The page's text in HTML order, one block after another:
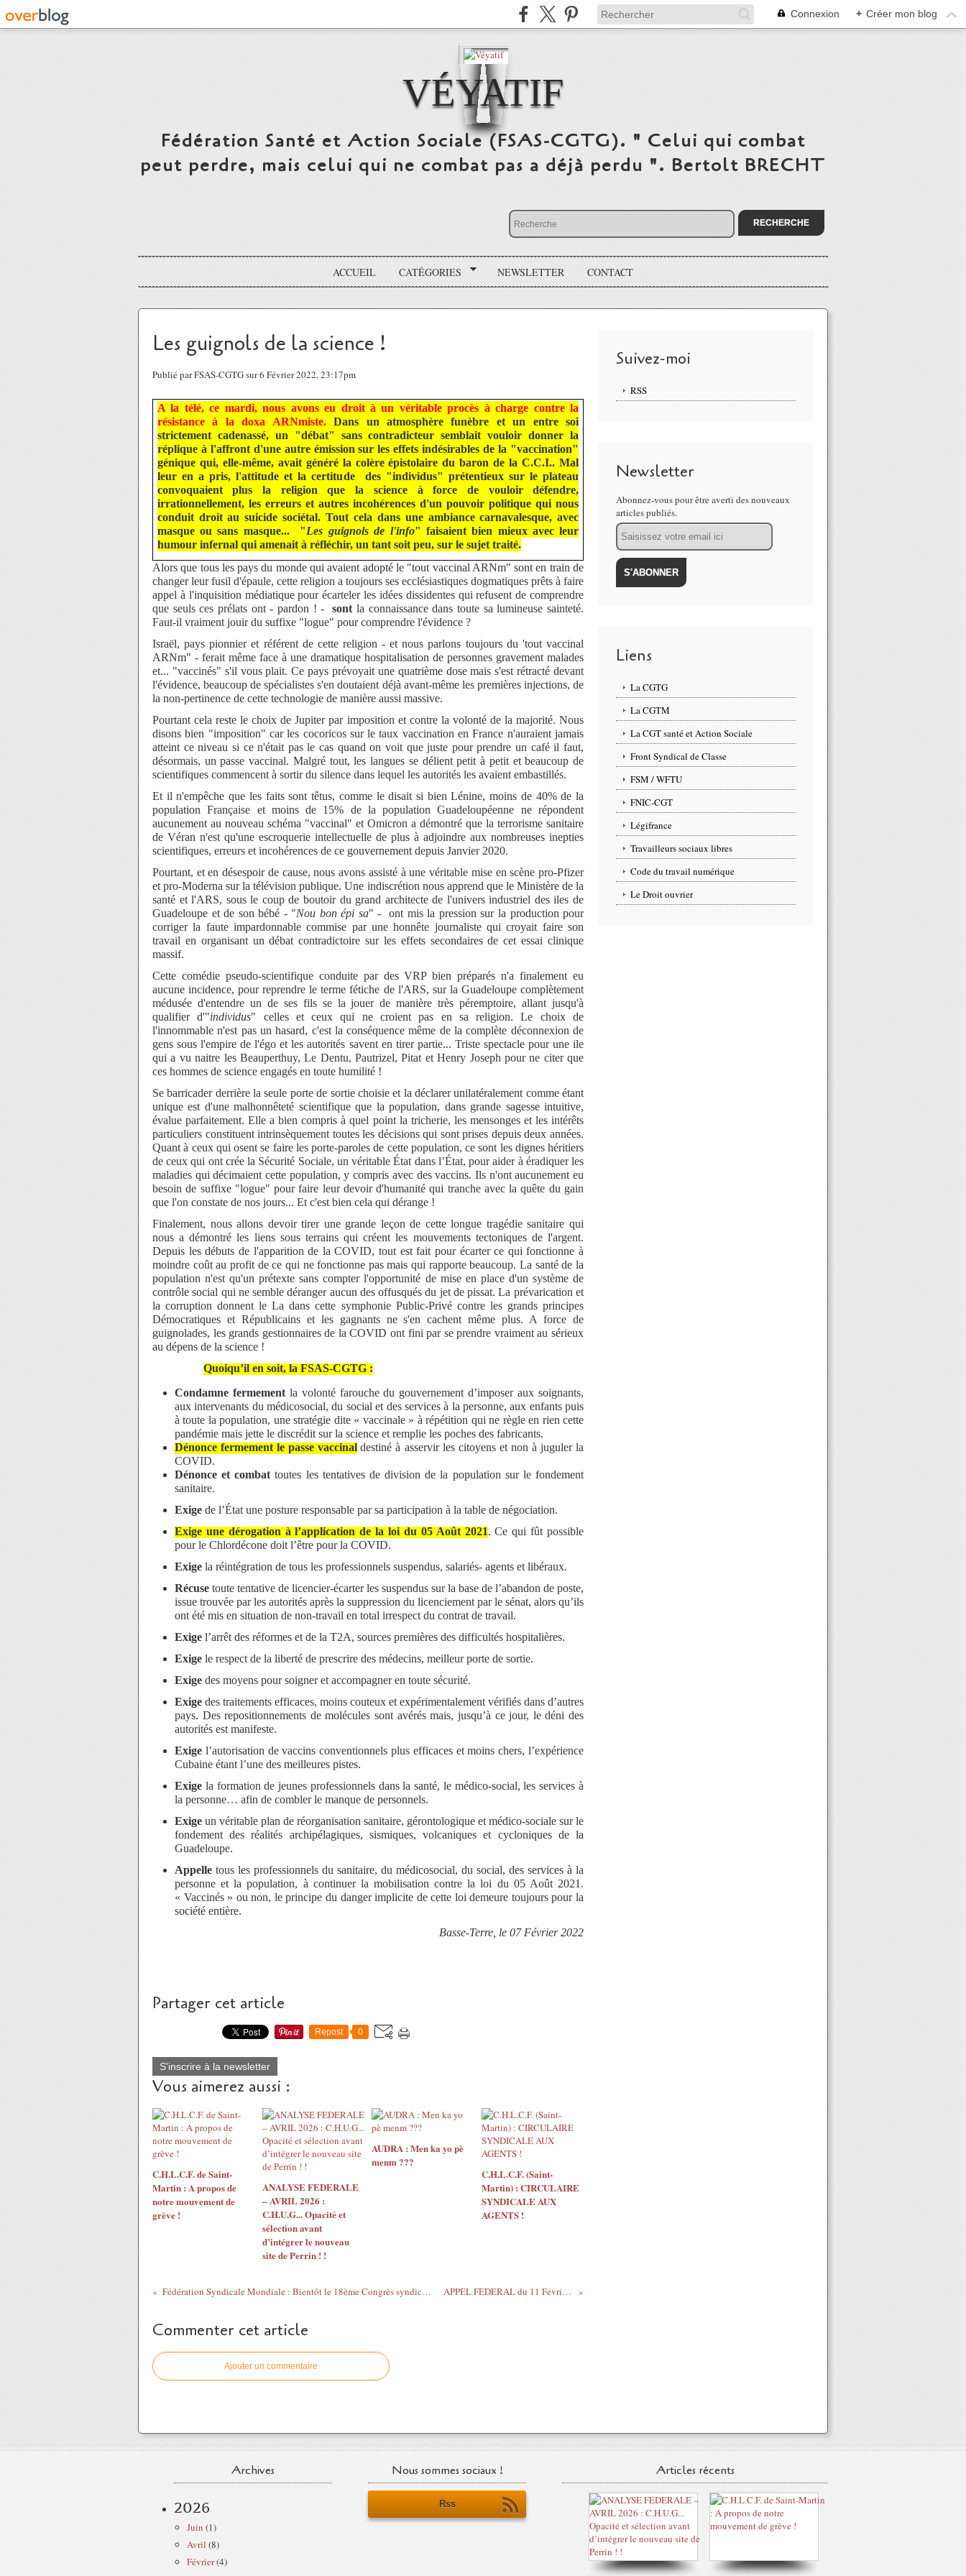
Connexion + Créer mon blog
VÉYATIF
Fédération Santé et Action Sociale (FSAS-CGTG). " Celui qui combat
peut perdre, mais celui qui ne combat pas a déjà perdu ". Bertolt BRECHT
ACCUEIL CATÉGORIES NEWSLETTER CONTACT
Les guignols de la science !
Publié par FSAS-CGTG sur 6 Février 2022, 23:17pm
A la télé, ce mardi, nous avons eu droit à un véritable procès à charge contre la
résistance à la doxa ARNmiste.Dans un atmosphère funèbre et un entre soi
strictement cadenassé, un "débat" sans contradicteur semblait vouloir donner la
réplique à l'affront d'une autre émission sur les effets indésirables de la "vaccination"
génique qui, elle-même, avait généré la colère épistolaire du baron de la C.C.I.. Mal
leur en a pris, l'attitude et la certitude des "individus" prétentieux sur le plateau
convoquaient plus la religion que la science à force de vouloir défendre,
irrationnellement, les erreurs et autres incohérences d'un pouvoir politique qui nous
conduit droit au suicide sociétal. Tout cela dans une ambiance carnavalesque, avec
masque ou sans masque... "Les guignols de l'info" faisaient bien mieux avec leur
humour infernal qui amenait à réfléchir, un tant soit peu, sur le sujet traité.
Alors que tous les pays du monde qui avaient adopté le "tout vaccinal ARNm" sont en train de
changer leur fusil d'épaule, cette religion a toujours ses ecclésiastiques dogmatiques prêts à faire
appel à l'inquisition médiatique pour écarteler les idées dissidentes qui refusent de comprendre
que seuls ces prélats ont - pardon ! -sont la connaissance dans toute sa lumineuse sainteté.
Faut-il vraiment jouir du suffixe "logue" pour comprendre l'évidence ?
Israël, pays pionnier et référent de cette religion - et nous parlons toujours du 'tout vaccinal
ARNm" - ferait même face à une dramatique hospitalisation de personnes gravement malades
et... "vaccinés" s'il vous plait. Ce pays prévoyait une quatrième dose mais s'est rétracté devant
l'évidence, beaucoup de spécialistes s'en doutaient déjà avant-même les premières injections, de
la non-pertinence de cette technologie de manière aussi massive.
Pourtant cela reste le choix de Jupiter par imposition et contre la volonté de la majorité. Nous
disons bien "imposition" car les cocoricos sur le taux vaccination en France n'auraient jamais
atteint ce niveau si ce n'était pas le cas quand on voit que juste pour prendre un café il faut,
désormais, un passe vaccinal. Malgré tout, les langues se délient petit à petit et beaucoup de
scientifiques commencent à sortir du silence dans lequel les autorités les avaient embastillés.
Et il n'empêche que les faits sont têtus, comme le disait si bien Lénine, moins de 40% de la
population Française et moins de 15% de la population Guadeloupéenne ne répondent
aucunement au nouveau schéma "vaccinal" et Omicron a démontré que la terrorisme sanitaire
de Véran n'est qu'une escroquerie intellectuelle de plus à adjoindre aux nombreuses inepties
scientifiques, erreurs et incohérences de ce gouvernement depuis Janvier 2020.
Pourtant, et en désespoir de cause, nous avons assisté à une véritable mise en scène pro-Pfizer
et pro-Moderna sur la télévision publique. Une indiscrétion nous apprend que le Ministère de la
santé et l'ARS, sous le coup de boutoir du grand architecte de l'univers industriel des iles de
Guadeloupe et de son bébé - "Nou bon épi sa" - ont mis la pression sur la production pour
corriger la faute impardonnable commise par une honnête journaliste qui croyait faire son
travail en organisant un débat contradictoire sur les effets secondaires de cet essai clinique
massif.
Cette comédie pseudo-scientifique conduite par des VRP bien préparés n'a finalement eu
aucune incidence, pour reprendre le terme fétiche de l'ARS, sur la Guadeloupe complètement
médusée d'entendre un de ses fils se la jouer de manière très péremptoire, allant jusqu'à
qualifier d'"individus" celles et ceux qui ne croient pas en sa religion. Le choix de
l'innommable n'est pas un hasard, c'est la conséquence même de la complète déconnexion de
gens sous l'empire de l'égo et les autorités savent en tirer partie... Triste spectacle pour une ile
qui a vu naitre les Beauperthuy, Le Dentu, Pautrizel, Pitat et Henry Joseph pour ne citer que
ces hommes de science engagés en toute humilité !
Se barricader derrière la seule porte de sortie choisie et la déclarer unilatéralement comme étant
unique est d'une malhonnêteté scientifique que la population, dans grande sagesse intuitive,
évalue parfaitement. Elle a bien compris à quel point la tricherie, les mensonges et les intérêts
particuliers constituent intrinsèquement toutes les décisions qui sont prises depuis deux années.
Quant à ceux qui osent se faire les porte-paroles de cette population, ce sont les dignes héritiers
de ceux qui ont crée la Sécurité Sociale, un véritable État dans l’État, pour aider à éradiquer les
maladies qui décimaient cette population, y compris avec des vaccins. Ils n'ont aucunement eu
besoin de suffixe "logue" pour faire leur devoir d'humanité qui tranche avec la quête du gain
que l'on constate de nos jours... Et c'est bien cela qui dérange !
Finalement, nous allons devoir tirer une grande leçon de cette longue tragédie sanitaire qui
nous a démontré les liens sous terrains qui créent les mouvements tectoniques de l'argent.
Depuis les débuts de l'apparition de la COVID, tout est fait pour écarter ce qui fonctionne à
moindre coût au profit de ce qui ne fonctionne pas mais qui rapporte beaucoup. La santé de la
population n'est qu'un prétexte sans compter l'opportunité de mise en place d'un système de
contrôle social qui ne semble déranger aucun des offusqués du jet de pissat. La prévarication et
la corruption donnent le La dans cette symphonie Public-Privé contre les grands principes
Démocratiques et Républicains et les gagnants ne s'en cachent même plus. A force de
guignolades, les grands gestionnaires de la COVID ont fini par se prendre vraiment au sérieux
au dépens de la science !
Quoiqu’il en soit, la FSAS-CGTG :
Condamne fermement la volonté farouche du gouvernement d’imposer aux soignants,
aux intervenants du médicosocial, du social et des services à la personne, aux enfants puis
à toute la population, une stratégie dite « vaccinale » à répétition qui ne règle en rien cette
pandémie mais jette le discrédit sur la science et remplie les poches des fabricants.
Dénonce fermement le passe vaccinal destiné à asservir les citoyens et non à juguler la
COVID.
Dénonce et combat toutes les tentatives de division de la population sur le fondement
sanitaire.
Exige de l’État une posture responsable par sa participation à la table de négociation.
Exige une dérogation à l’application de la loi du 05 Août 2021. Ce qui fût possible
pour le Chlordécone doit l’être pour la COVID.
Exige la réintégration de tous les professionnels suspendus, salariés- agents et libéraux.
Récuse toute tentative de licencier-écarter les suspendus sur la base de l’abandon de poste,
issue trouvée par les autorités après la suppression du licenciement par le sénat, alors qu’ils
ont été mis en situation de non-travail en total irrespect du contrat de travail.
Exige l’arrêt des réformes et de la T2A, sources premières des difficultés hospitalières.
Exige le respect de la liberté de prescrire des médecins, meilleur porte de sortie.
Exige des moyens pour soigner et accompagner en toute sécurité.
Exige des traitements efficaces, moins couteux et expérimentalement vérifiés dans d’autres
pays. Des repositionnements de molécules sont avérés mais, jusqu’à ce jour, le déni des
autorités est manifeste.
Exige l’autorisation de vaccins conventionnels plus efficaces et moins chers, l’expérience
Cubaine étant l’une des meilleures pistes.
Exige la formation de jeunes professionnels dans la santé, le médico-social, les services à
la personne… afin de combler le manque de personnels.
Exige un véritable plan de réorganisation sanitaire, gérontologique et médico-sociale sur le
fondement des réalités archipélagiques, sismiques, volcaniques et cycloniques de la
Guadeloupe.
Appelle tous les professionnels du sanitaire, du médicosocial, du social, des services à la
personne et la population, à continuer la mobilisation contre la loi du 05 Août 2021.
« Vaccinés » ou non, le principe du danger implicite de cette loi demeure toujours pour la
société entière.
Basse-Terre, le 07 Février 2022
Partager cet article
Repost 0
S'inscrire à la newsletter
Vous aimerez aussi :
C.H.L.C.F. de Saint-
Martin : A propos de
notre mouvement de
grève !
ANALYSE FEDERALE
– AVRIL 2026 :
C.H.U.G... Opacité et
sélection avant
d’intégrer le nouveau
site de Perrin ! !
AUDRA : Men ka yo pè
menm ???
C.H.L.C.F. (Saint-
Martin) : CIRCULAIRE
SYNDICALE AUX
AGENTS !
Fédération Syndicale Mondiale : Bientôt le 18ème Congrès syndical Mondial ! APPEL FEDERAL du 11 Février 2022
Commenter cet article
Ajouter un commentaire
Suivez-moi
RSS
Newsletter
Abonnez-vous pour être averti des nouveaux
articles publiés.
Email
Liens
La CGTG
La CGTM
La CGT santé et Action Sociale
Front Syndical de Classe
FSM / WFTU
FNIC-CGT
Légifrance
Travailleurs sociaux libres
Code du travail numérique
Le Droit ouvrier
Archives
2026
Juin (1)
Avril (8)
Février(4)
Nous sommes sociaux !
Rss
Articles récents